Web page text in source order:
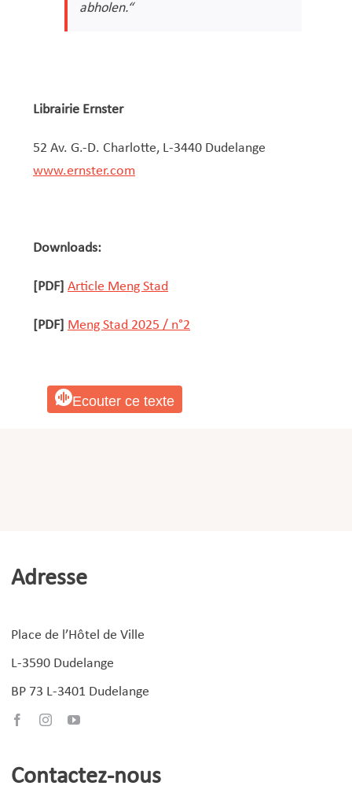
abholen.“
Librairie Ernster
52 Av. G.-D. Charlotte, L-3440 Dudelange
www.ernster.com
Downloads:
[PDF] Article Meng Stad
[PDF] Meng Stad 2025 / n°2
Ecouter ce texte
Adresse
Place de l’Hôtel de Ville
L-3590 Dudelange
BP 73 L-3401 Dudelange
Contactez-nous